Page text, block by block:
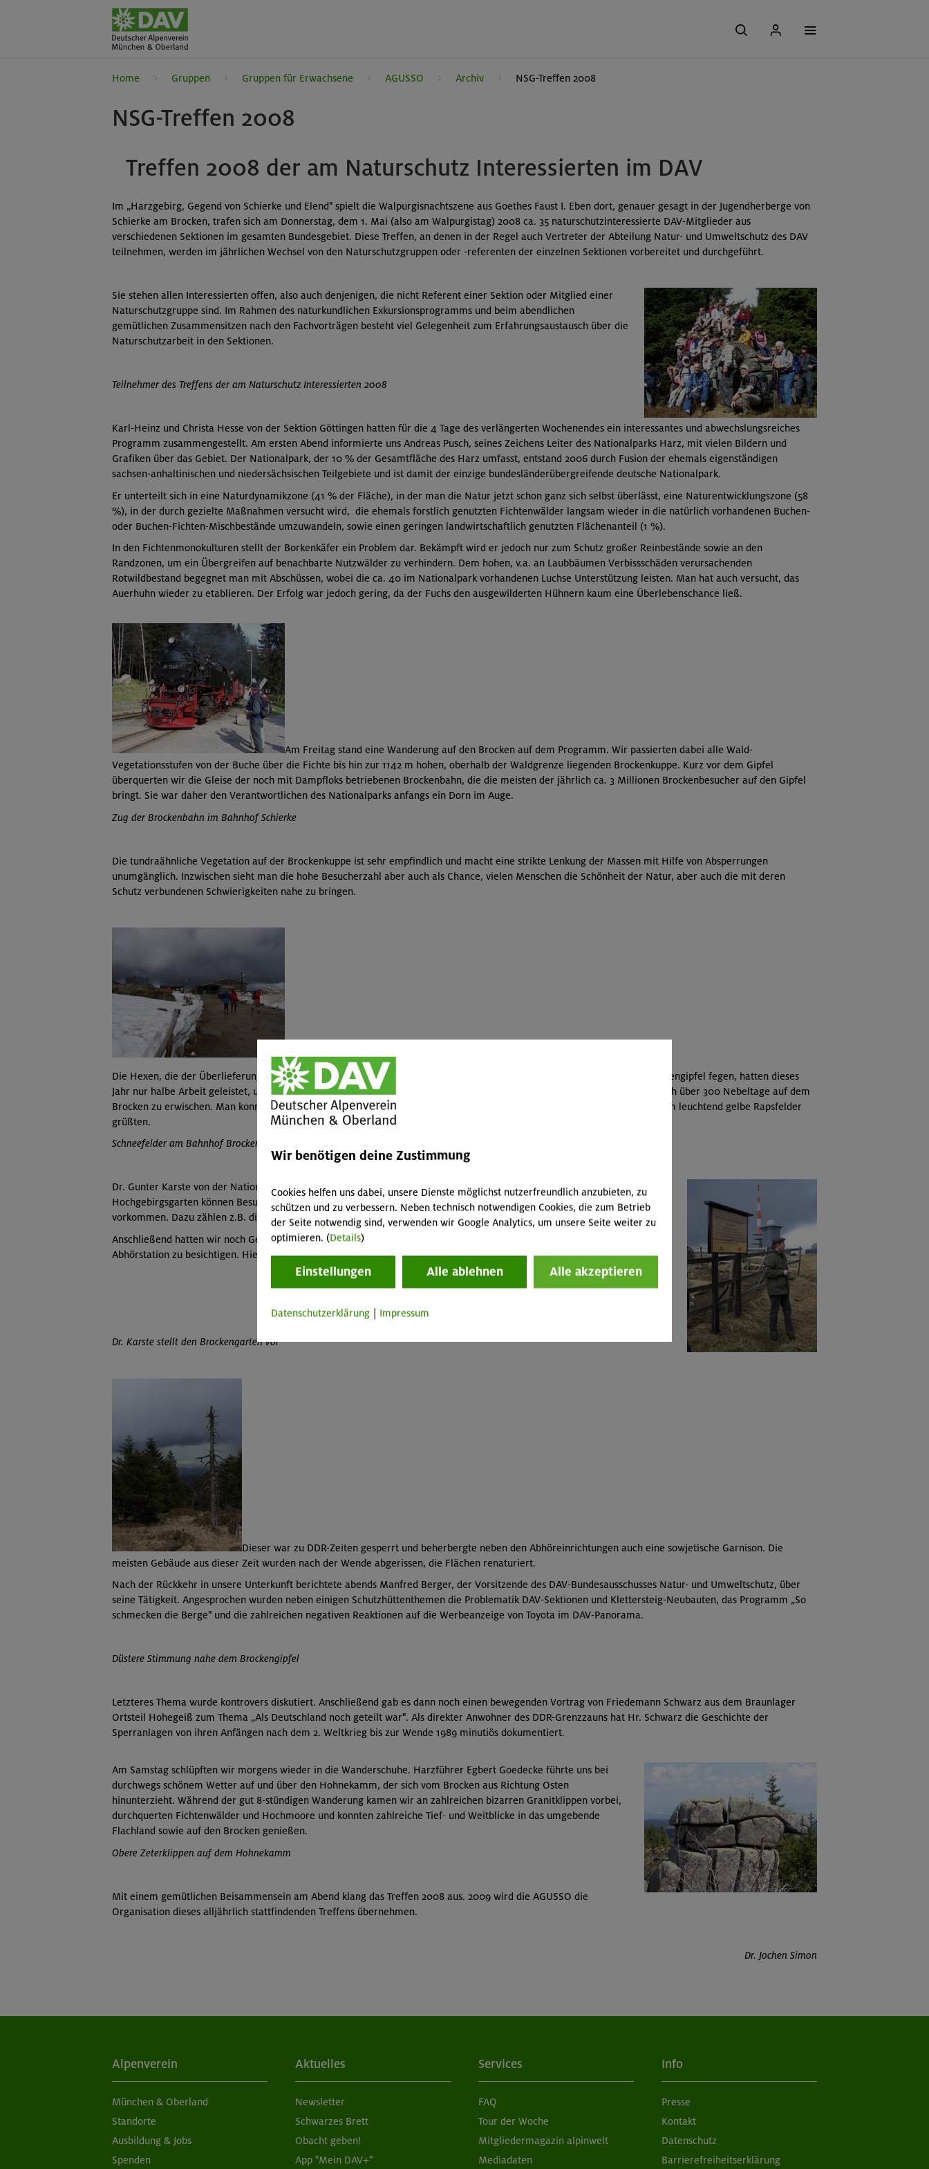
Home Gruppen Gruppen für Erwachsene AGUSSO Archiv NSG-Treffen 2008
NSG-Treffen 2008
Treffen 2008 der am Naturschutz Interessierten im DAV
Im „Harzgebirg, Gegend von Schierke und Elend" spielt die Walpurgisnachtszene aus Goethes Faust I. Eben dort, genauer gesagt in der Jugendherberge von
Schierke am Brocken, trafen sich am Donnerstag, dem 1. Mai (also am Walpurgistag) 2008 ca. 35 naturschutzinteressierte DAV-Mitglieder aus
verschiedenen Sektionen im gesamten Bundesgebiet. Diese Treffen, an denen in der Regel auch Vertreter der Abteilung Natur- und Umweltschutz des DAV
teilnehmen, werden im jährlichen Wechsel von den Naturschutzgruppen oder -referenten der einzelnen Sektionen vorbereitet und durchgeführt.
Sie stehen allen Interessierten offen, also auch denjenigen, die nicht Referent einer Sektion oder Mitglied einer
Naturschutzgruppe sind. Im Rahmen des naturkundlichen Exkursionsprogramms und beim abendlichen
gemütlichen Zusammensitzen nach den Fachvorträgen besteht viel Gelegenheit zum Erfahrungsaustausch über die
Naturschutzarbeit in den Sektionen.
Teilnehmer des Treffens der am Naturschutz Interessierten 2008
Karl-Heinz und Christa Hesse von der Sektion Göttingen hatten für die 4 Tage des verlängerten Wochenendes ein interessantes und abwechslungsreiches
Programm zusammengestellt. Am ersten Abend informierte uns Andreas Pusch, seines Zeichens Leiter des Nationalparks Harz, mit vielen Bildern und
Grafiken über das Gebiet. Der Nationalpark, der 10 % der Gesamtfläche des Harz umfasst, entstand 2006 durch Fusion der ehemals eigenständigen
sachsen-anhaltinischen und niedersächsischen Teilgebiete und ist damit der einzige bundesländerübergreifende deutsche Nationalpark.
Er unterteilt sich in eine Naturdynamikzone (41 % der Fläche), in der man die Natur jetzt schon ganz sich selbst überlässt, eine Naturentwicklungszone (58
%), in der durch gezielte Maßnahmen versucht wird, die ehemals forstlich genutzten Fichtenwälder langsam wieder in die natürlich vorhandenen Buchen-
oder Buchen-Fichten-Mischbestände umzuwandeln, sowie einen geringen landwirtschaftlich genutzten Flächenanteil (1 %).
In den Fichtenmonokulturen stellt der Borkenkäfer ein Problem dar. Bekämpft wird er jedoch nur zum Schutz großer Reinbestände sowie an den
Randzonen, um ein Übergreifen auf benachbarte Nutzwälder zu verhindern. Dem hohen, v.a. an Laubbäumen Verbissschäden verursachenden
Rotwildbestand begegnet man mit Abschüssen, wobei die ca. 40 im Nationalpark vorhandenen Luchse Unterstützung leisten. Man hat auch versucht, das
Auerhuhn wieder zu etablieren. Der Erfolg war jedoch gering, da der Fuchs den ausgewilderten Hühnern kaum eine Überlebenschance ließ.
Am Freitag stand eine Wanderung auf den Brocken auf dem Programm. Wir passierten dabei alle Wald-
Vegetationsstufen von der Buche über die Fichte bis hin zur 1142 m hohen, oberhalb der Waldgrenze liegenden Brockenkuppe. Kurz vor dem Gipfel
überquerten wir die Gleise der noch mit Dampfloks betriebenen Brockenbahn, die die meisten der jährlich ca. 3 Millionen Brockenbesucher auf den Gipfel
bringt. Sie war daher den Verantwortlichen des Nationalparks anfangs ein Dorn im Auge.
Zug der Brockenbahn im Bahnhof Schierke
Die tundraähnliche Vegetation auf der Brockenkuppe ist sehr empfindlich und macht eine strikte Lenkung der Massen mit Hilfe von Absperrungen
unumgänglich. Inzwischen sieht man die hohe Besucherzahl aber auch als Chance, vielen Menschen die Schönheit der Natur, aber auch die mit deren
Schutz verbundenen Schwierigkeiten nahe zu bringen.
Die Hexen, die der Überlieferung zufolge bei ihrem wilden Tanz in der Walpurgisnacht den letzten Winterschnee vom Brockengipfel fegen, hatten dieses
Jahr nur halbe Arbeit geleistet, und so standen wir inmitten von Schneefeldern. Wir hatten aber das Glück, keinen der jährlich über 300 Nebeltage auf dem
Brocken zu erwischen. Man konnte unter der grauen Wolkendecke am Brocken hinaus in das sonnige Vorland sehen, aus dem leuchtend gelbe Rapsfelder
grüßten.
Schneefelder am Bahnhof Brocken
Dr. Gunter Karste von der Nationalparkverwaltung führte uns durch den Brockengarten. In diesem botanischen
Hochgebirgsgarten können Besucher u.a. einige Pflanzen sehen, die deutschlandweit einzigartig auf der Bergkuppe
vorkommen. Dazu zählen z.B. die Brockenanemone, die starre Segge und das Brocken-Habichtskraut.
Anschließend hatten wir noch Gelegenheit, das naturkundliche Museum im Brockenhaus, einer ehemaligen Stasi-
Abhörstation zu besichtigen. Hier kann man auch Einiges über die Geschichte des Brockengipfels erfahren.
Dr. Karste stellt den Brockengarten vor
Dieser war zu DDR-Zeiten gesperrt und beherbergte neben den Abhöreinrichtungen auch eine sowjetische Garnison. Die
meisten Gebäude aus dieser Zeit wurden nach der Wende abgerissen, die Flächen renaturiert.
Nach der Rückkehr in unsere Unterkunft berichtete abends Manfred Berger, der Vorsitzende des DAV-Bundesausschusses Natur- und Umweltschutz, über
seine Tätigkeit. Angesprochen wurden neben einigen Schutzhüttenthemen die Problematik DAV-Sektionen und Klettersteig-Neubauten, das Programm „So
schmecken die Berge" und die zahlreichen negativen Reaktionen auf die Werbeanzeige von Toyota im DAV-Panorama.
Düstere Stimmung nahe dem Brockengipfel
Letzteres Thema wurde kontrovers diskutiert. Anschließend gab es dann noch einen bewegenden Vortrag von Friedemann Schwarz aus dem Braunlager
Ortsteil Hohegeiß zum Thema „Als Deutschland noch geteilt war". Als direkter Anwohner des DDR-Grenzzauns hat Hr. Schwarz die Geschichte der
Sperranlagen von ihren Anfängen nach dem 2. Weltkrieg bis zur Wende 1989 minutiös dokumentiert.
Am Samstag schlüpften wir morgens wieder in die Wanderschuhe. Harzführer Egbert Goedecke führte uns bei
durchwegs schönem Wetter auf und über den Hohnekamm, der sich vom Brocken aus Richtung Osten
hinunterzieht. Während der gut 8-stündigen Wanderung kamen wir an zahlreichen bizarren Granitklippen vorbei,
durchquerten Fichtenwälder und Hochmoore und konnten zahlreiche Tief- und Weitblicke in das umgebende
Flachland sowie auf den Brocken genießen.
Obere Zeterklippen auf dem Hohnekamm
Mit einem gemütlichen Beisammensein am Abend klang das Treffen 2008 aus. 2009 wird die AGUSSO die
Organisation dieses alljährlich stattfindenden Treffens übernehmen.
Dr. Jochen Simon
Alpenverein
München & Oberland
Standorte
Ausbildung & Jobs
Spenden
Aktuelles
Newsletter
Schwarzes Brett
Obacht geben!
App "Mein DAV+"
Services
FAQ
Tour der Woche
Mitgliedermagazin alpinwelt
Mediadaten
Info
Presse
Kontakt
Datenschutz
Barrierefreiheitserklärung
Wir benötigen deine Zustimmung
Cookies helfen uns dabei, unsere Dienste möglichst nutzerfreundlich anzubieten, zu
schützen und zu verbessern. Neben technisch notwendigen Cookies, die zum Betrieb
der Seite notwendig sind, verwenden wir Google Analytics, um unsere Seite weiter zu
optimieren. (Details)
Einstellungen Alle ablehnen Alle akzeptieren
Datenschutzerklärung Impressum